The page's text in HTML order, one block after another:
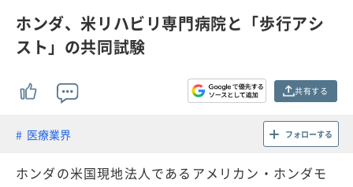
ホンダ、米リハビリ専門病院と「歩行アシ
スト」の共同試験
共有する
医療業界 フォローする
ホンダの米国現地法人であるアメリカン・ホンダモ